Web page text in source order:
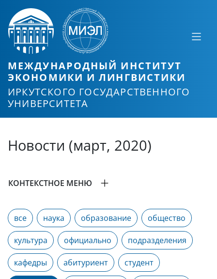
МЕЖДУНАРОДНЫЙ ИНСТИТУТ
ЭКОНОМИКИ И ЛИНГВИСТИКИ
ИРКУТСКОГО ГОСУДАРСТВЕННОГО
УНИВЕРСИТЕТА
Новости (март, 2020)
КОНТЕКСТНОЕ МЕНЮ
все наука образование общество
культура официально подразделения
кафедры абитуриент студент